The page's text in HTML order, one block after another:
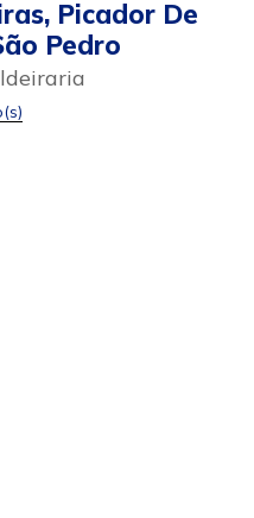
Picador De
Pedro